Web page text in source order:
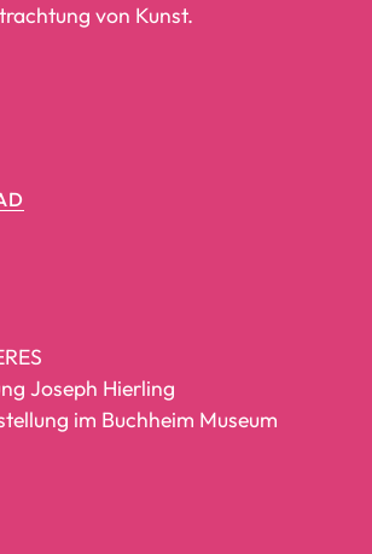
von Kunst.
Joseph Hierling
im Buchheim Museum